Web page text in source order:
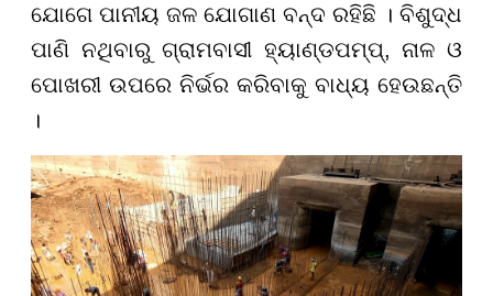
ଯୋଗେ ପାନୀୟ ଜଳ ଯୋଗାଣ ବନ୍ଦ ରହିଛି । ବିଶୁଦ୍ଧ
ପାଣି ନଥିବାରୁ ଗ୍ରାମବାସୀ ହ୍ୟାଣ୍ଡପମ୍ପ୍, ନାଳ ଓ
ପୋଖରୀ ଉପରେ ନିର୍ଭର କରିବାକୁ ବାଧ୍ୟ ହେଉଛନ୍ତି
।